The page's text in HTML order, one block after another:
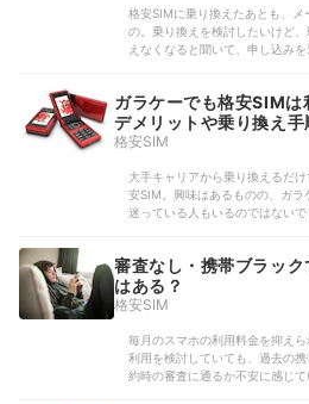
格安SIMに乗り換えたあとも、
の。乗り換えを検討したいけど
えなくなると聞いて、申し込み
ガラケーでも格安SIMは
デメリットや乗り換え
格安SIM
大手キャリアから乗り換えるだ
安SIM。興味はあるものの、ガ
迷っている人もいるのではない
審査なし・携帯ブラッ
はある？
格安SIM
毎月のスマホの利用料金を抑え
利用を検討していても、過去の
約時の審査に通るか不安に感じ